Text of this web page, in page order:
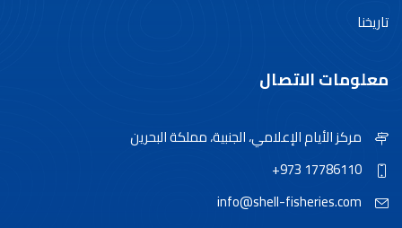
تاريخنا
معلومات الاتصال
مركز الأيام الإعلامي، الجنبية، مملكة البحرين
+973 17786110
info@shell-fisheries.com